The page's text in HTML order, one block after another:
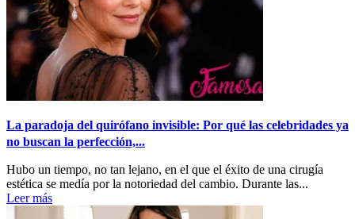
La paradoja del quirófano invisible: Por qué las celebridades ya
no buscan la perfección,...
Hubo un tiempo, no tan lejano, en el que el éxito de una cirugía
estética se medía por la notoriedad del cambio. Durante las...
Leer más